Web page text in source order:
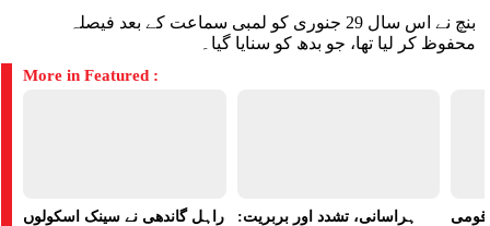
بنچ نے اس سال 29 جنوری کو لمبی سماعت کے بعد فیصلہ
محفوظ کر لیا تھا، جو بدھ کو سنایا گیا۔
More in Featured :
راہل گاندھی نے سینک اسکولوں ہراسانی، تشدد اور بربریت: قومی